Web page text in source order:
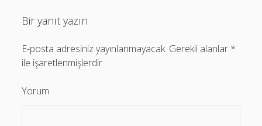
Bir yanıt yazın
E-posta adresiniz yayınlanmayacak. Gerekli alanlar *
ile işaretlenmişlerdir
Yorum